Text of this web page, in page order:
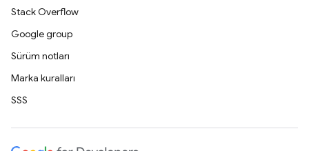
Stack Overflow
Google group
Sürüm notları
Marka kuralları
SSS